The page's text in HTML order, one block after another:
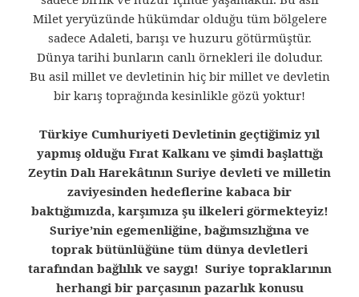
Milet yeryüzünde hükümdar olduğu tüm bölgelere
sadece Adaleti, barışı ve huzuru götürmüştür.
Dünya tarihi bunların canlı örnekleri ile doludur.
Bu asil millet ve devletinin hiç bir millet ve devletin
bir karış toprağında kesinlikle gözü yoktur!
Türkiye Cumhuriyeti Devletinin geçtiğimiz yıl
yapmış olduğu Fırat Kalkanı ve şimdi başlattığı
Zeytin Dalı Harekâtının Suriye devleti ve milletin
zaviyesinden hedeflerine kabaca bir
baktığımızda, karşımıza şu ilkeleri görmekteyiz!
Suriye’nin egemenliğine, bağımsızlığına ve
toprak bütünlüğüne tüm dünya devletleri
tarafından bağlılık ve saygı! Suriye topraklarının
herhangi bir parçasının pazarlık konusu